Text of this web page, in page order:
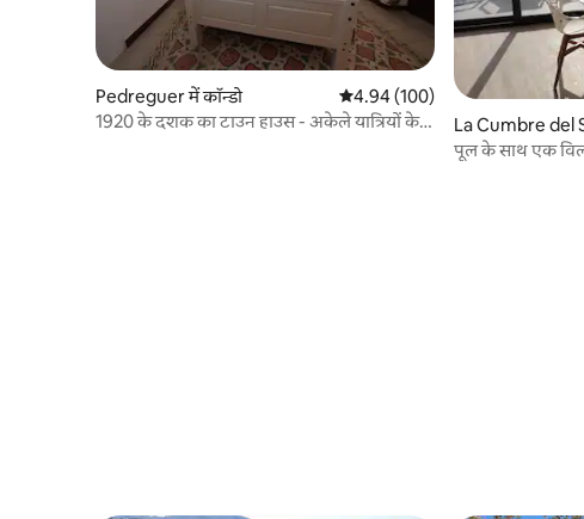
Pedreguer में कॉन्डो औसत रेटिंग 5 में से 4.94, 100
4.94 (100)
1920 के दशक का टाउन हाउस - अकेले यात्रियों के
La Cumbre del
पूल के साथ एक